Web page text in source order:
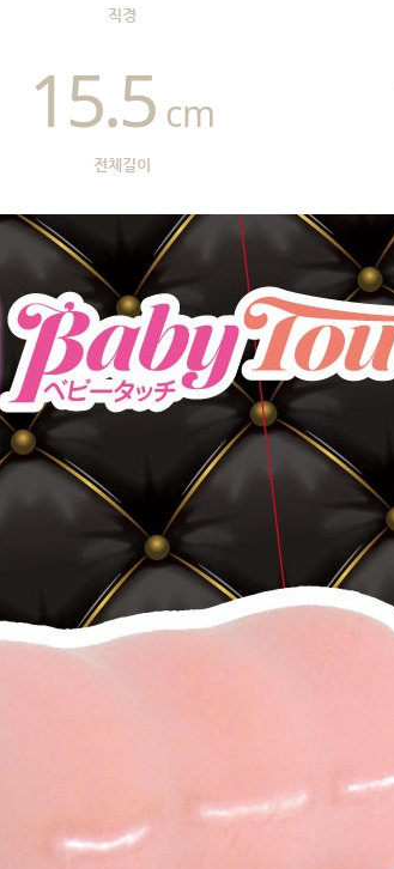
직경
전체길이
15.5 cm